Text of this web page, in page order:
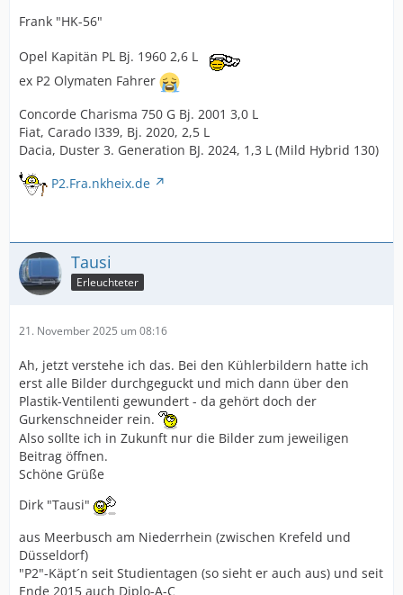
Frank "HK-56"
Opel Kapitän PL Bj. 1960 2,6 L
ex P2 Olymaten Fahrer
Concorde Charisma 750 G Bj. 2001 3,0 L
Fiat, Carado I339, Bj. 2020, 2,5 L
Dacia, Duster 3. Generation BJ. 2024, 1,3 L (Mild Hybrid 130)
P2.Fra.nkheix.de
Tausi
Erleuchteter
21. November 2025 um 08:16
Ah, jetzt verstehe ich das. Bei den Kühlerbildern hatte ich
erst alle Bilder durchgeguckt und mich dann über den
Plastik-Ventilenti gewundert - da gehört doch der
Gurkenschneider rein.
Also sollte ich in Zukunft nur die Bilder zum jeweiligen
Beitrag öffnen.
Schöne Grüße
Dirk "Tausi"
aus Meerbusch am Niederrhein (zwischen Krefeld und
Düsseldorf)
"P2"-Käpt´n seit Studientagen (so sieht er auch aus) und seit
Ende 2015 auch Diplo-A-C